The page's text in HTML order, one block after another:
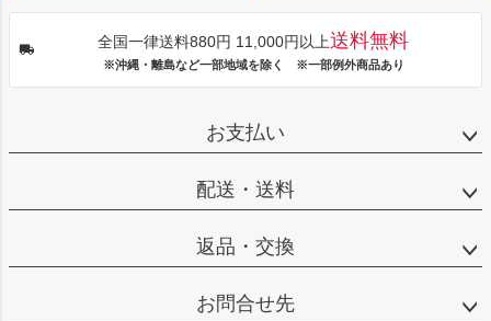
全国一律送料880円 11,000円以上送料無料
※沖縄・離島など一部地域を除く ※一部例外商品あり
お支払い
配送・送料
返品・交換
お問合せ先